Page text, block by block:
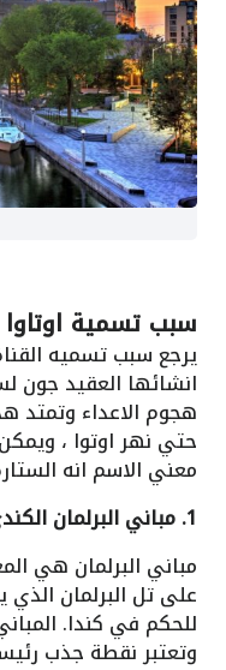
سبب تسمية
يرجع سبب تسميه
انشائها العقيد
هجوم الاعداء وتمتد
حتي نهر اوتوا ،
معني الاسم انه
1. مباني البرلمان الكندي
مباني البرلمان هي
على تل البرلمان الذي
للحكم في كندا.
وتعتبر نقطة جذب